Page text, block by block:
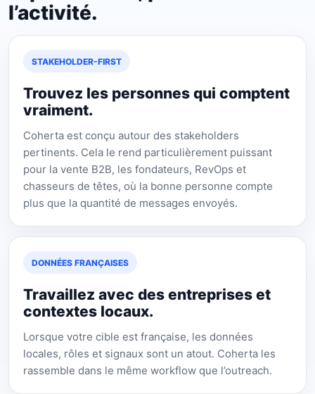
l’activité.
STAKEHOLDER-FIRST
Trouvez les personnes qui comptent
vraiment.
Coherta est conçu autour des stakeholders
pertinents. Cela le rend particulièrement puissant
pour la vente B2B, les fondateurs, RevOps et
chasseurs de têtes, où la bonne personne compte
plus que la quantité de messages envoyés.
DONNÉES FRANÇAISES
Travaillez avec des entreprises et
contextes locaux.
Lorsque votre cible est française, les données
locales, rôles et signaux sont un atout. Coherta les
rassemble dans le même workflow que l’outreach.